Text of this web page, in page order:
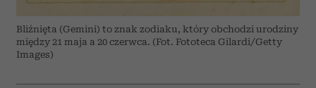
Bliźnięta (Gemini) to znak zodiaku, który obchodzi urodziny
między 21 maja a 20 czerwca. (Fot. Fototeca Gilardi/Getty
Images)